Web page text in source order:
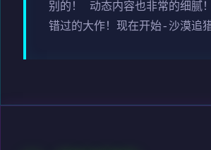
别的！ 动态内容也非常的细腻
错过的大作！现在开始-沙漠追